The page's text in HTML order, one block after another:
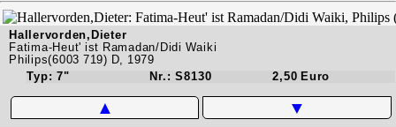
Hallervorden,Dieter
Fatima-Heut' ist Ramadan/Didi Waiki
Philips(6003 719) D, 1979
Typ: 7"
Nr.: S8130 2,50 Euro
▲ ▼